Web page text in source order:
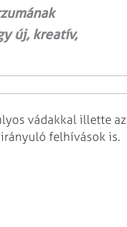
új, kreatív,
vádakkal illette az
felhívások is.